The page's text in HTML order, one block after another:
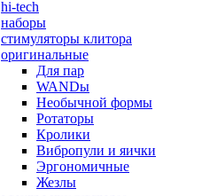
hi-tech
наборы
стимуляторы клитора
оригинальные
Для пар
WANDы
Необычной формы
Ротаторы
Кролики
Вибропули и яички
Эргономичные
Жезлы